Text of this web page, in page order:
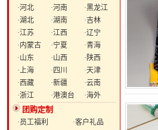
·河北
·河南
·黑龙江
·湖北
·湖南
·吉林
·江苏
·江西
·辽宁
·内蒙古
·宁夏
·青海
·山东
·山西
·陕西
·上海
·四川
·天津
·西藏
·新疆
·云南
·浙江
·港澳台 ·海外
团购定制
·员工福利
·客户礼品